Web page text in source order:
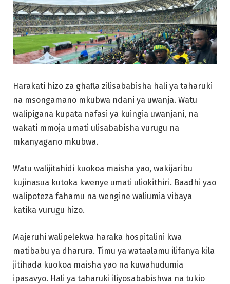
Harakati hizo za ghafla zilisababisha hali ya taharuki
na msongamano mkubwa ndani ya uwanja. Watu
walipigana kupata nafasi ya kuingia uwanjani, na
wakati mmoja umati ulisababisha vurugu na
mkanyagano mkubwa.
Watu walijitahidi kuokoa maisha yao, wakijaribu
kujinasua kutoka kwenye umati uliokithiri. Baadhi yao
walipoteza fahamu na wengine waliumia vibaya
katika vurugu hizo.
Majeruhi walipelekwa haraka hospitalini kwa
matibabu ya dharura. Timu ya wataalamu ilifanya kila
jitihada kuokoa maisha yao na kuwahudumia
ipasavyo. Hali ya taharuki iliyosababishwa na tukio